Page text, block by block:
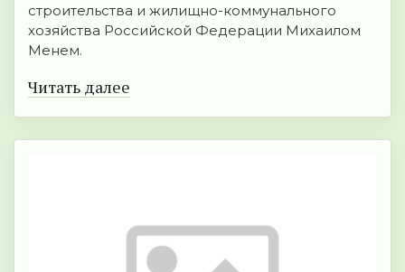
строительства и жилищно-коммунального
хозяйства Российской Федерации Михаилом
Менем.
Читать далее